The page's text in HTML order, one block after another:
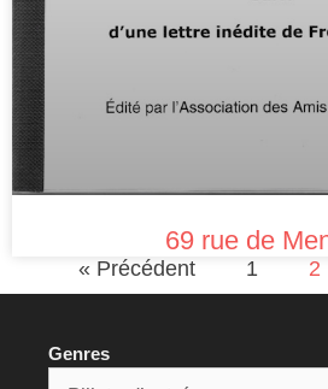
69 rue de
« Précédent 1 2
Genres